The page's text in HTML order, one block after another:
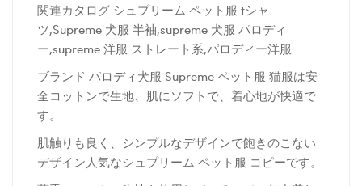
関連カタログ シュプリーム ペット服 tシャ
ツ,Supreme 犬服 半袖,supreme 犬服 パロディ
ー,supreme 洋服 ストレート系,パロディー洋服
ブランド パロディ犬服 Supreme ペット服 猫服は安
全コットンで生地、肌にソフトで、着心地が快適で
す。
肌触りも良く、シンプルなデザインで飽きのこない
デザイン人気なシュプリーム ペット服 コピーです。